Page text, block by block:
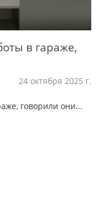
в гараже,
24 октября 2025 г.
говорили они...